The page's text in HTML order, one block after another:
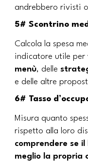
andrebbero rivisti
5# Scontrino
Calcola la spesa
indicatore utile per
menù, delle
e delle altre
6# Tasso
Misura quanto
rispetto alla loro
comprendere se
meglio la propria